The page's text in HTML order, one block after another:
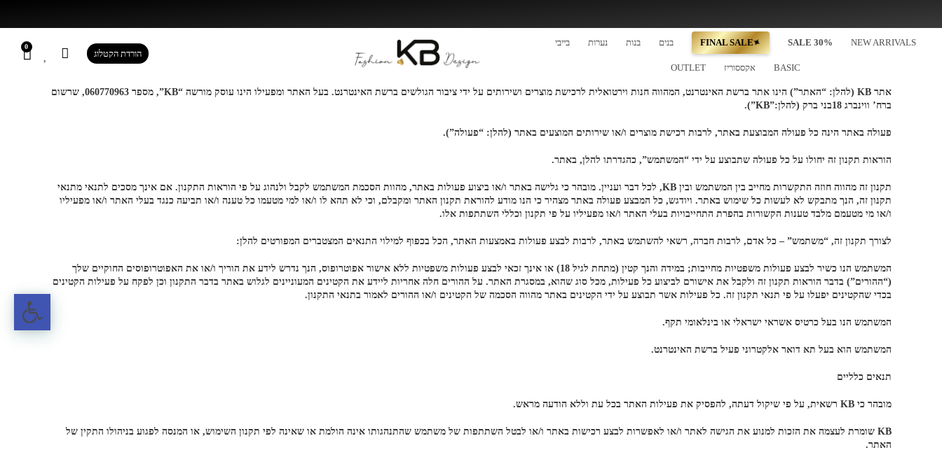
משלוח חינם בקניה מעל 399₪
NEW ARRIVALS
SALE 30%
✦
FINAL SALE בנים בנות נערות בייבי
BASIC אקססוריז OUTLET
הורדת הקטלוג
0
SALE 30%
✦
FINAL SALE בנים
בייבי BASIC אקססוריז OUTLET
אתר KB (להלן: “האתר”) הינו אתר ברשת האינטרנט, המהווה חנות וירטואלית לרכישת מוצרים ושירותים על ידי ציבור הגולשים ברשת האינטרנט. בעל האתר ומפעילו הינו עוסק מורשה “KB”, מספר 060770963, שרשום
ברח’ ווינברג 18בני ברק (להלן:”KB”).
פעולה באתר הינה כל פעולה המבוצעת באתר, לרבות רכישת מוצרים ו/או שירותים המוצעים באתר (להלן: “פעולה”).
הוראות תקנון זה יחולו על כל פעולה שתבוצע על ידי “המשתמש”, כהגדרתו להלן, באתר.
תקנון זה מהווה חוזה התקשרות מחייב בין המשתמש ובין KB, לכל דבר ועניין. מובהר כי גלישה באתר ו/או ביצוע פעולות באתר, מהוות הסכמת המשתמש לקבל ולנהוג על פי הוראות התקנון. אם אינך מסכים לתנאי מתנאי
תקנון זה, הנך מתבקש לא לעשות כל שימוש באתר. ויודגש, כל המבצע פעולה באתר מצהיר כי הנו מודע להוראת תקנון האתר ומקבלם, וכי לא תהא לו ו/או למי מטעמו כל טענה ו/או תביעה כנגד בעלי האתר ו/או מפעיליו
ו/או מי מטעמם מלבד טענות הקשורות בהפרת התחייבויות בעלי האתר ו/או מפעיליו על פי תקנון וכללי השתתפות אלו.
לצורך תקנון זה, “משתמש” – כל אדם, לרבות חברה, רשאי להשתמש באתר, לרבות לבצע פעולות באמצעות האתר, הכל בכפוף למילוי התנאים המצטברים המפורטים להלן:
המשתמש הנו כשיר לבצע פעולות משפטיות מחייבות; במידה והנך קטין (מתחת לגיל 18) או אינך זכאי לבצע פעולות משפטיות ללא אישור אפוטרופוס, הנך נדרש לידע את הוריך ו/או את האפוטרופוסים החוקיים שלך
(“ההורים”) בדבר הוראות תקנון זה ולקבל את אישורם לביצוע כל פעילות, מכל סוג שהוא, במסגרת האתר. על ההורים חלה אחריות ליידע את הקטינים המעוניינים לגלוש באתר בדבר התקנון וכן לפקח על פעילות הקטינים
בכדי שהקטינים יפעלו על פי תנאי תקנון זה. כל פעילות אשר תבוצע על ידי הקטינים באתר מהווה הסכמה של הקטינים ו/או ההורים לאמור בתנאי התקנון.
המשתמש הנו בעל כרטיס אשראי ישראלי או בינלאומי תקף.
המשתמש הוא בעל תא דואר אלקטרוני פעיל ברשת האינטרנט.
תנאים כלליים
מובהר כי KB רשאית, על פי שיקול דעתה, להפסיק את פעילות האתר בכל עת וללא הודעה מראש.
KB שומרת לעצמה את הזכות למנוע את הגישה לאתר ו/או לאפשרות לבצע רכישות באתר ו/או לבטל השתתפות של משתמש שהתנהגותו אינה הולמת או שאינה לפי תקנון השימוש, או המנסה לפגוע בניהולו התקין של
האתר.
פתח